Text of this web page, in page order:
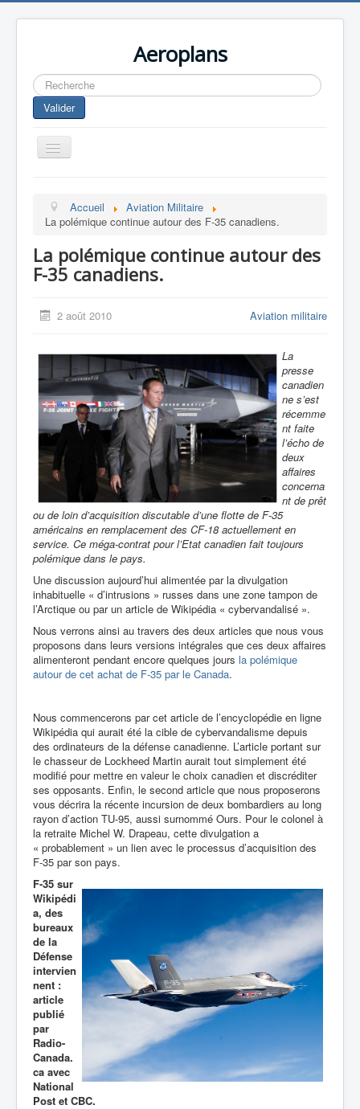
Aeroplans
Rechercher
Valider
Toggle
Navigation
Aviation Commerciale
Aviation Militaire
Drones
Accueil
Aviation Militaire
La polémique continue autour des F-35 canadiens.
La polémique continue autour des
F-35 canadiens.
2 août 2010 Aviation militaire
La
presse
canadien
ne s’est
récemme
nt faite
l’écho de
deux
affaires
concerna
nt de prêt
ou de loin d’acquisition discutable d’une flotte de F-35
américains en remplacement des CF-18 actuellement en
service. Ce méga-contrat pour l’Etat canadien fait toujours
polémique dans le pays.
Une discussion aujourd’hui alimentée par la divulgation
inhabituelle « d’intrusions » russes dans une zone tampon de
l’Arctique ou par un article de Wikipédia « cybervandalisé ».
Nous verrons ainsi au travers des deux articles que nous vous
proposons dans leurs versions intégrales que ces deux affaires
alimenteront pendant encore quelques jours la polémique
autour de cet achat de F-35 par le Canada.
Nous commencerons par cet article de l’encyclopédie en ligne
Wikipédia qui aurait été la cible de cybervandalisme depuis
des ordinateurs de la défense canadienne. L’article portant sur
le chasseur de Lockheed Martin aurait tout simplement été
modifié pour mettre en valeur le choix canadien et discréditer
ses opposants. Enfin, le second article que nous proposerons
vous décrira la récente incursion de deux bombardiers au long
rayon d’action TU-95, aussi surnommé Ours. Pour le colonel à
la retraite Michel W. Drapeau, cette divulgation a
« probablement » un lien avec le processus d’acquisition des
F-35 par son pays.
F-35 sur
Wikipédi
a, des
bureaux
de la
Défense
intervien
nent :
article
publié
par
Radio-
Canada.
ca avec
National
Post et CBC.